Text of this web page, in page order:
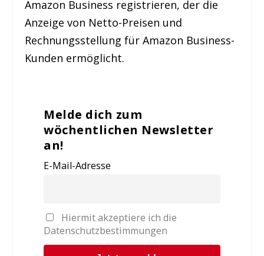
Amazon Business registrieren, der die
Anzeige von Netto-Preisen und
Rechnungsstellung für Amazon Business-
Kunden ermöglicht.
Melde dich zum
wöchentlichen Newsletter
an!
E-Mail-Adresse
Hiermit akzeptiere ich die
Datenschutzbestimmungen